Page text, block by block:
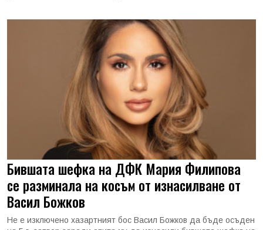
Бившата шефка на ДФК Мария Филипова
се разминала на косъм от изнасилване от
Васил Божков
Не е изключено хазартният бос Васил Божков да бъде осъден